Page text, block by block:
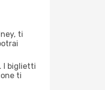
ti
I biglietti
ti